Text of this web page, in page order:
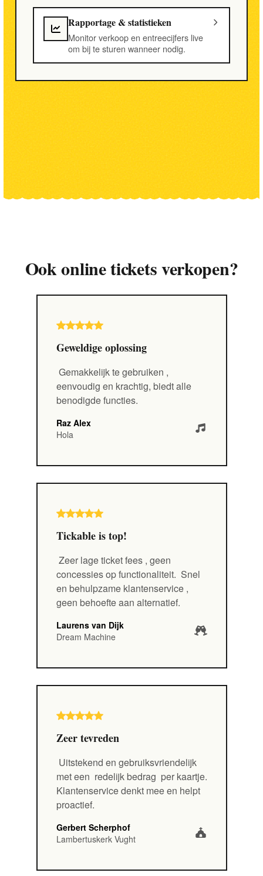
Rapportage & statistieken
Monitor verkoop en entreecijfers live
om bij te sturen wanneer nodig.
Ook online tickets verkopen?
Geweldige oplossing
Gemakkelijk te gebruiken ,
eenvoudig en krachtig, biedt alle
benodigde functies.
Raz Alex
Hola
Tickable is top!
Zeer lage ticket fees , geen
concessies op functionaliteit. Snel
en behulpzame klantenservice ,
geen behoefte aan alternatief.
Laurens van Dijk
Dream Machine
Zeer tevreden
Uitstekend en gebruiksvriendelijk
met een redelijk bedrag per kaartje.
Klantenservice denkt mee en helpt
proactief.
Gerbert Scherphof
Lambertuskerk Vught